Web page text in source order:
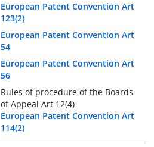
European Patent Convention Art
123(2)
European Patent Convention Art
54
European Patent Convention Art
56
Rules of procedure of the Boards
of Appeal Art 12(4)
European Patent Convention Art
114(2)